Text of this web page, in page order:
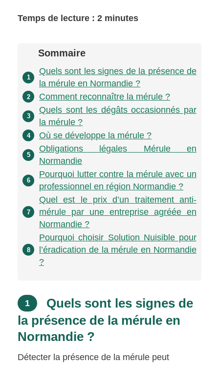
Temps de lecture : 2 minutes
Sommaire
1
Quels sont les signes de la présence de
la mérule en Normandie ?
2 Comment reconnaître la mérule ?
3
Quels sont les dégâts occasionnés par
la mérule ?
4 Où se développe la mérule ?
5
Obligations légales Mérule en
Normandie
6
Pourquoi lutter contre la mérule avec un
professionnel en région Normandie ?
7
Quel est le prix d’un traitement anti-
mérule par une entreprise agréée en
Normandie ?
8
Pourquoi choisir Solution Nuisible pour
l’éradication de la mérule en Normandie
?
1
Quels sont les signes de
la présence de la mérule en
Normandie ?
Détecter la présence de la mérule peut